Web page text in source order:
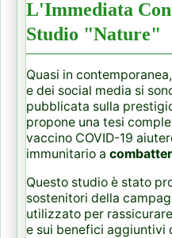
L'Immediata
Studio "Nature"
Quasi in
e dei social media si
pubblicata sulla
propone una tesi
vaccino COVID-19
immunitario a
Questo studio è stato
sostenitori della
utilizzato per
e sui benefici aggiuntivi